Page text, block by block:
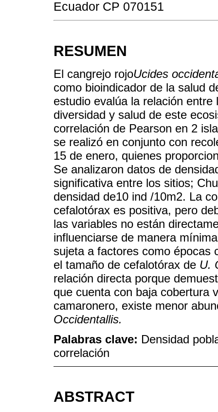
Ecuador CP 070151
RESUMEN
El cangrejo rojoUcides
como bioindicador de la salud
estudio evalúa la relación
diversidad y salud de este
correlación de Pearson en 2
se realizó en conjunto con
15 de enero, quienes
Se analizaron datos de
significativa entre los sitios;
densidad de10 ind /10m2. La
cefalotórax es positiva, pero
las variables no están
influenciarse de manera
sujeta a factores como épocas
el tamaño de cefalotórax de U.
relación directa porque
que cuenta con baja cobertura
camaronero, existe menor
Occidentallis.
Palabras clave: Densidad
correlación
ABSTRACT